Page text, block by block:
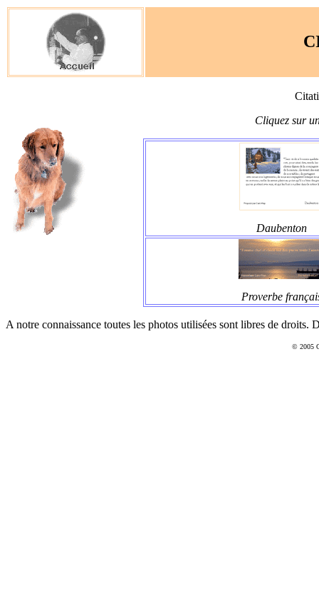
Cliquez sur
Daubenton
Proverbe
A notre connaissance toutes les photos utilisées sont libres de droits.
© 2005